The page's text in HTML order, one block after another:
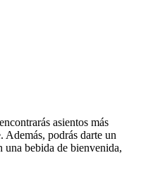
asientos más
Además, podrás darte un
bebida de bienvenida,